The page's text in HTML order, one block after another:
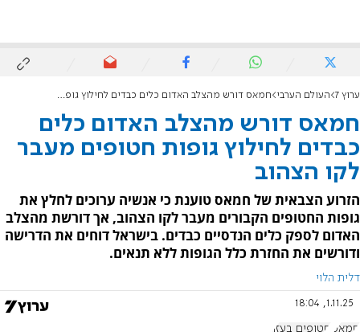
ערוץ 7 העולם הערבי חמאס דורש מהצלב האדום כלים כבדים לחילוץ גופות חטופים מעבר לקו הצהוב
חמאס דורש מהצלב האדום כלים
כבדים לחילוץ גופות חטופים מעבר
לקו הצהוב
הזרוע הצבאית של חמאס טוענת כי אנשיה ערוכים לחלץ את
גופות החטופים הקבורים מעבר לקו הצהוב, אך דורשת מהצלב
האדום לספק כלים הנדסיים כבדים. בישראל דוחים את הדרישה
ודורשים את החזרת כלל הגופות ללא תנאים.
דלית הלוי
1.11.25, 18:04
חמאס חטופים בעזה